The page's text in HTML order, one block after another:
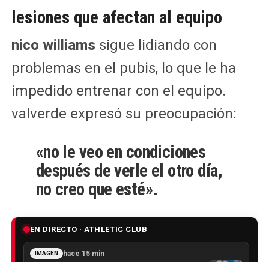
lesiones que afectan al equipo
nico williams sigue lidiando con
problemas en el pubis, lo que le ha
impedido entrenar con el equipo.
valverde expresó su preocupación:
«no le veo en condiciones
después de verle el otro día,
no creo que esté».
EN DIRECTO · ATHLETIC CLUB
IMAGEN hace 15 min